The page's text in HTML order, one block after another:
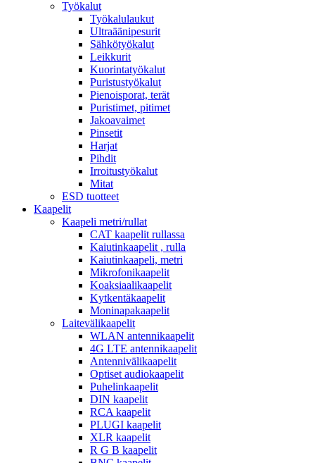
Työkalut
Työkalulaukut
Ultraäänipesurit
Sähkötyökalut
Leikkurit
Kuorintatyökalut
Puristustyökalut
Pienoisporat, terät
Puristimet, pitimet
Jakoavaimet
Pinsetit
Harjat
Pihdit
Irroitustyökalut
Mitat
ESD tuotteet
Kaapelit
Kaapeli metri/rullat
CAT kaapelit rullassa
Kaiutinkaapelit , rulla
Kaiutinkaapeli, metri
Mikrofonikaapelit
Koaksiaalikaapelit
Kytkentäkaapelit
Moninapakaapelit
Laitevälikaapelit
WLAN antennikaapelit
4G LTE antennikaapelit
Antennivälikaapelit
Optiset audiokaapelit
Puhelinkaapelit
DIN kaapelit
RCA kaapelit
PLUGI kaapelit
XLR kaapelit
R G B kaapelit